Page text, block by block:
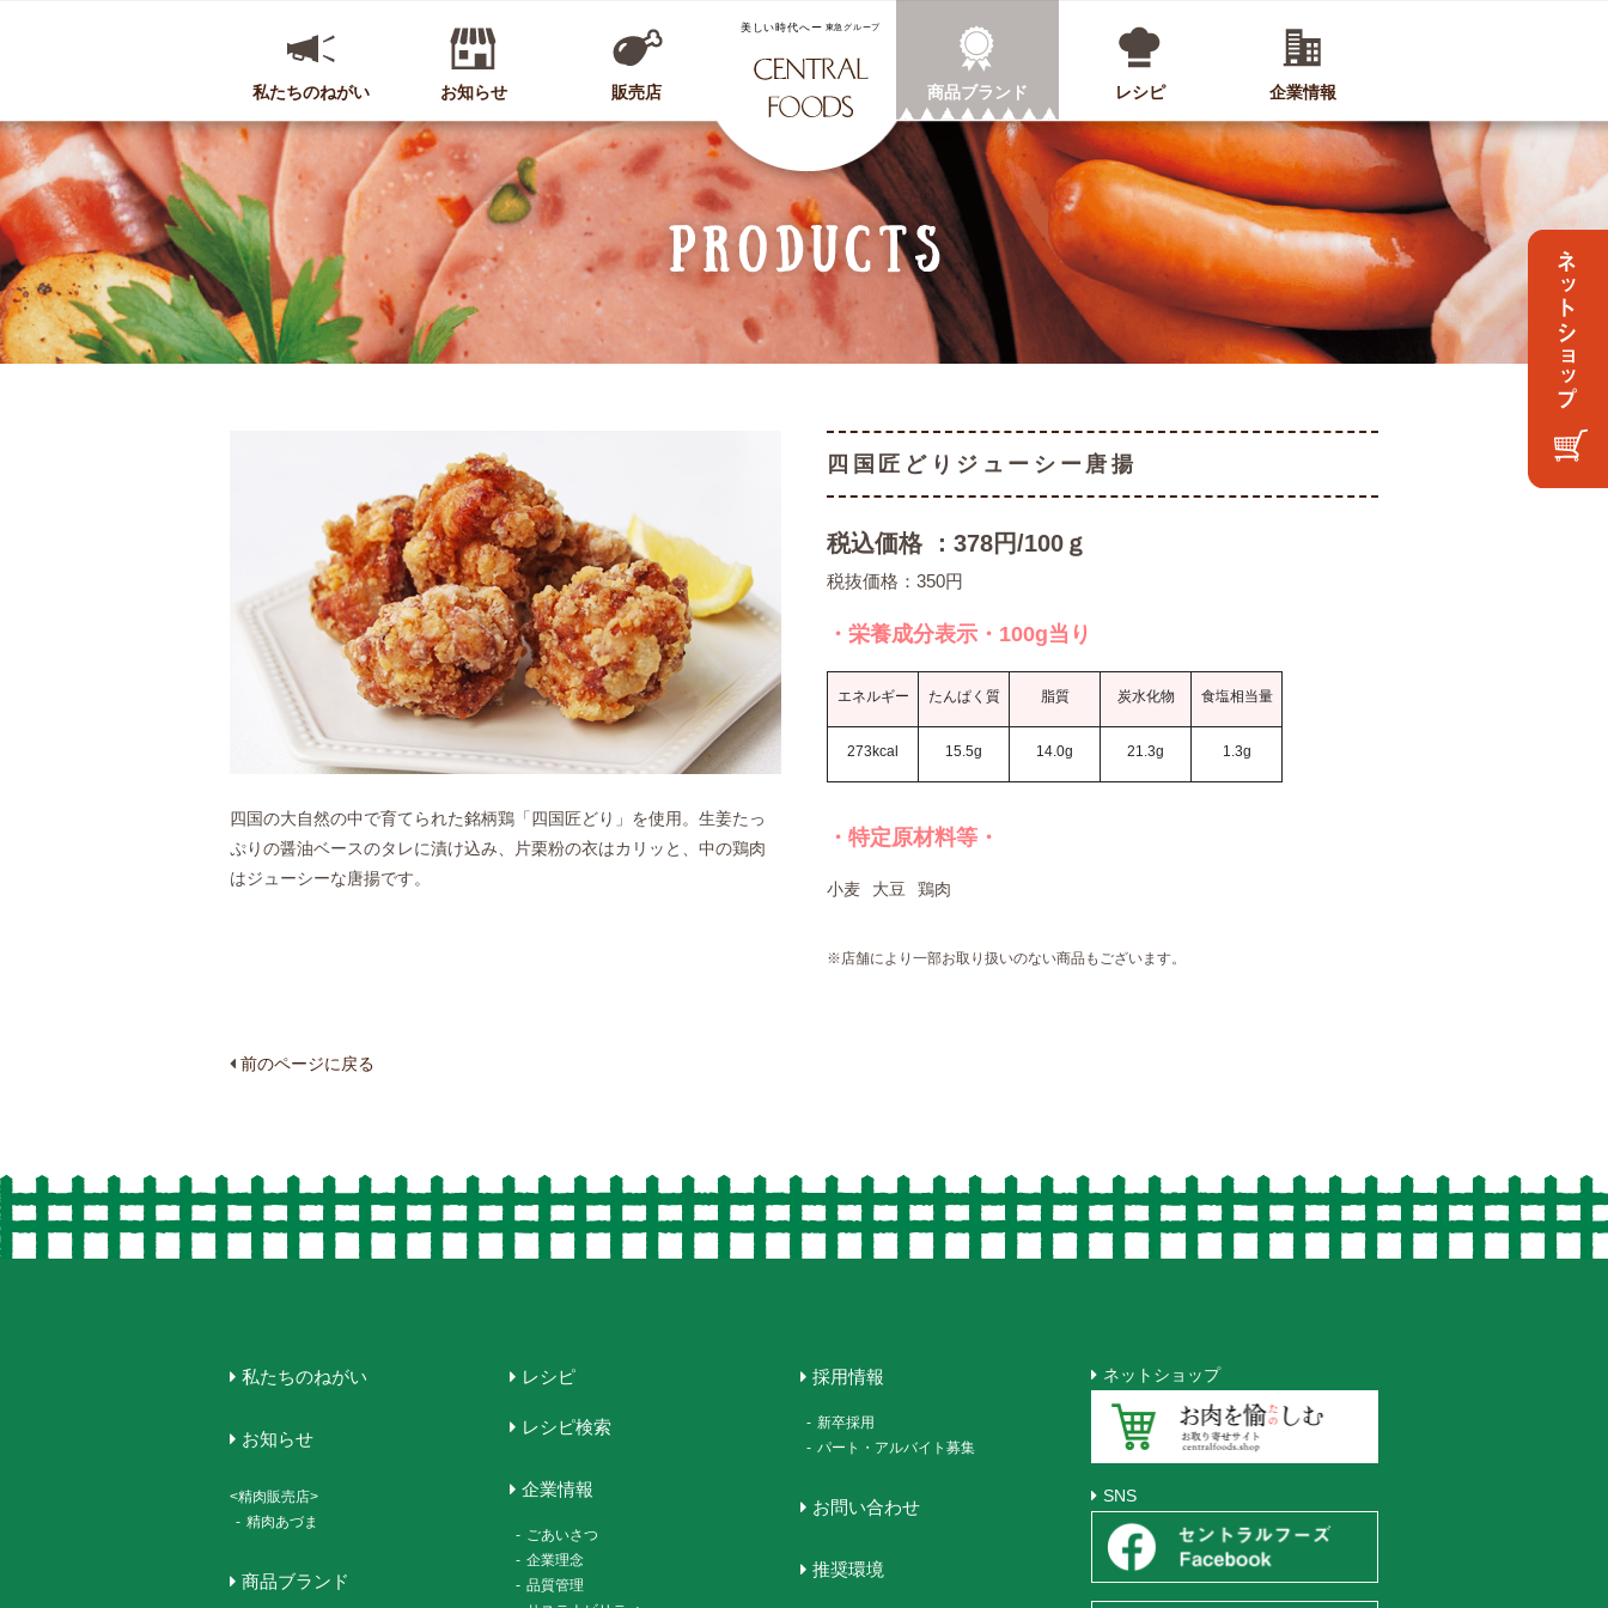
CENTRAL FOODS
私たちのねがい お知らせ 販売店 商品ブランド レシピ 企業情報
四国の大自然の中で育てられた銘柄鶏「四国匠どり」を使用。生姜たっ
ぷりの醤油ベースのタレに漬け込み、片栗粉の衣はカリッと、中の鶏肉
はジューシーな唐揚です。
四国匠どりジューシー唐揚
税込価格 ：378円/100ｇ
税抜価格：350円
・栄養成分表示・100g当り
エネルギー
273kcal
たんぱく質
15.5g
脂質
14.0g
炭水化物
21.3g
食塩相当量
1.3g
・特定原材料等・
小麦 大豆 鶏肉
※店舗により一部お取り扱いのない商品もございます。
前のページに戻る
ネットショップ
SNS
私たちのねがい
お知らせ
<精肉販売店>
- 精肉あづま
商品ブランド
レシピ
レシピ検索
企業情報
- ごあいさつ
- 企業理念
- 品質管理
採用情報
- 新卒採用
- パート・アルバイト募集
お問い合わせ
推奨環境